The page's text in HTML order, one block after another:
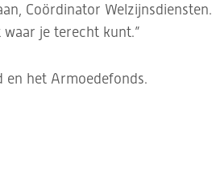
Coördinator Welzijnsdiensten.
je terecht kunt.”
en het Armoedefonds.